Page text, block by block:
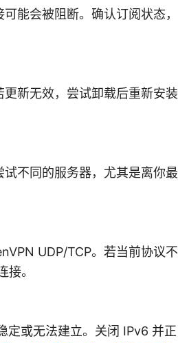
能会被阻断。确认订阅状态，
新无效，尝试卸载后重新安装
不同的服务器，尤其是离你最
UDP/TCP。若当前协议不
。
定或无法建立。关闭 IPv6 并正